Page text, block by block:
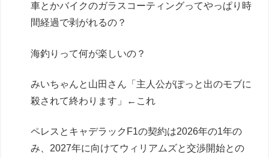
【速報】ワンピースの「世界に5種しかない飛行
Powered by livedoor 相互RSS
車とかバイクのガラスコーティングってやっぱり時
間経過で剥がれるの？
海釣りって何が楽しいの？
みいちゃんと山田さん「主人公がぽっと出のモブに
殺されて終わります」←これ
ペレスとキャデラックF1の契約は2026年の1年の
み、2027年に向けてウィリアムズと交渉開始との